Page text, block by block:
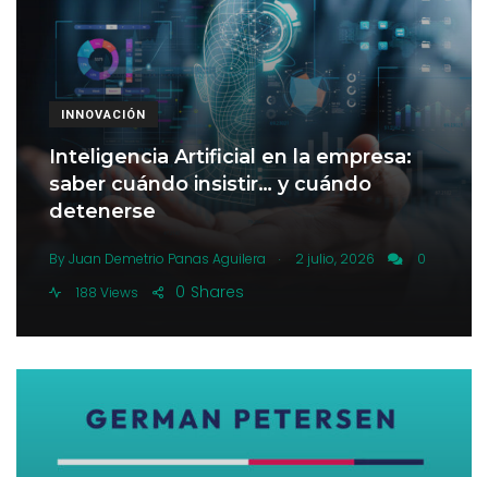
INNOVACIÓN
Inteligencia Artificial en la empresa:
saber cuándo insistir… y cuándo
detenerse
By Juan Demetrio Panas Aguilera . 2 julio, 2026
0
188 Views
Shares
0